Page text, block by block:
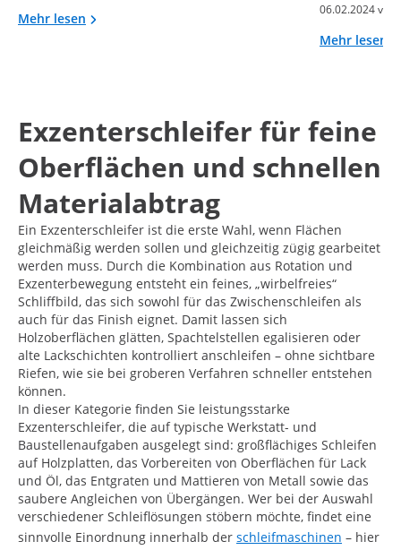
Mehr lesen
06.02.2024 von
Mehr lesen
Exzenterschleifer für feine
Oberflächen und schnellen
Materialabtrag
Ein Exzenterschleifer ist die erste Wahl, wenn Flächen
gleichmäßig werden sollen und gleichzeitig zügig gearbeitet
werden muss. Durch die Kombination aus Rotation und
Exzenterbewegung entsteht ein feines, „wirbelfreies“
Schliffbild, das sich sowohl für das Zwischenschleifen als
auch für das Finish eignet. Damit lassen sich
Holzoberflächen glätten, Spachtelstellen egalisieren oder
alte Lackschichten kontrolliert anschleifen – ohne sichtbare
Riefen, wie sie bei groberen Verfahren schneller entstehen
können.
In dieser Kategorie finden Sie leistungsstarke
Exzenterschleifer, die auf typische Werkstatt- und
Baustellenaufgaben ausgelegt sind: großflächiges Schleifen
auf Holzplatten, das Vorbereiten von Oberflächen für Lack
und Öl, das Entgraten und Mattieren von Metall sowie das
saubere Angleichen von Übergängen. Wer bei der Auswahl
verschiedener Schleiflösungen stöbern möchte, findet eine
sinnvolle Einordnung innerhalb der schleifmaschinen – hier